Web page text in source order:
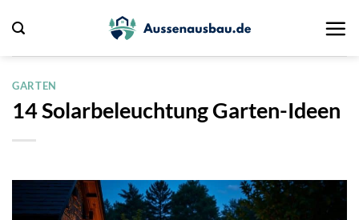
Inhalt
springen
GARTEN
14 Solarbeleuchtung Garten-Ideen